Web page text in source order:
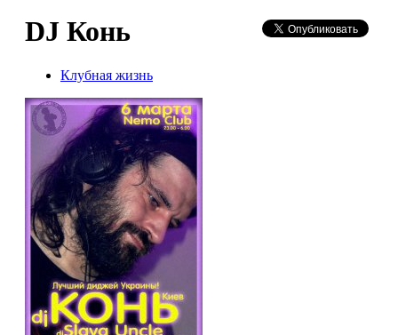
DJ Конь
Клубная жизнь